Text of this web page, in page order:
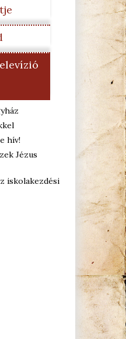
hív!
Jézus
iskolakezdési